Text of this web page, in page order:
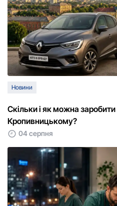
Новини
Скільки і як можна заробити
Кропивницькому?
04 серпня